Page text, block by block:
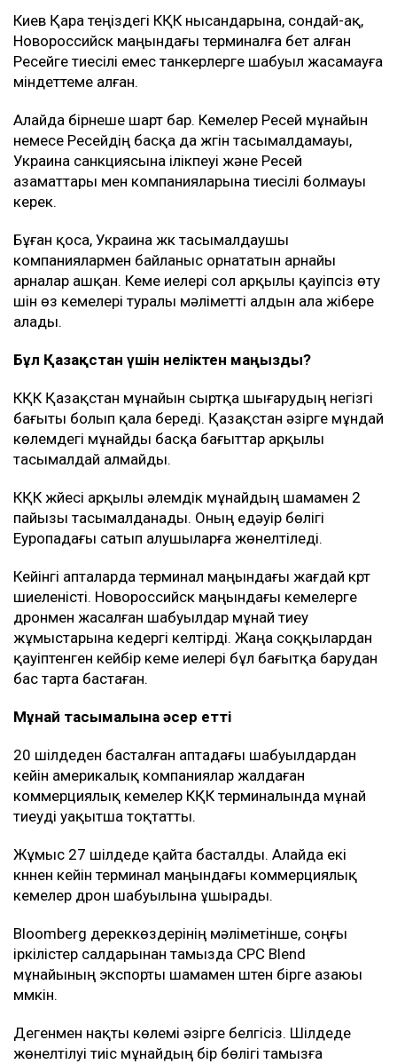
Киев Қара теңіздегі КҚК нысандарына, сондай-ақ,
Новороссийск маңындағы терминалға бет алған
Ресейге тиесілі емес танкерлерге шабуыл жасамауға
міндеттеме алған.
Алайда бірнеше шарт бар. Кемелер Ресей мұнайын
немесе Ресейдің басқа да жүгін тасымалдамауы,
Украина санкциясына ілікпеуі және Ресей
азаматтары мен компанияларына тиесілі болмауы
керек.
Бұған қоса, Украина жүк тасымалдаушы
компаниялармен байланыс орнататын арнайы
арналар ашқан. Кеме иелері сол арқылы қауіпсіз өту
үшін өз кемелері туралы мәліметті алдын ала жібере
алады.
Бұл Қазақстан үшін неліктен маңызды?
КҚК Қазақстан мұнайын сыртқа шығарудың негізгі
бағыты болып қала береді. Қазақстан әзірге мұндай
көлемдегі мұнайды басқа бағыттар арқылы
тасымалдай алмайды.
КҚК жүйесі арқылы әлемдік мұнайдың шамамен 2
пайызы тасымалданады. Оның едәуір бөлігі
Еуропадағы сатып алушыларға жөнелтіледі.
Кейінгі апталарда терминал маңындағы жағдай күрт
шиеленісті. Новороссийск маңындағы кемелерге
дронмен жасалған шабуылдар мұнай тиеу
жұмыстарына кедергі келтірді. Жаңа соққылардан
қауіптенген кейбір кеме иелері бұл бағытқа барудан
бас тарта бастаған.
Мұнай тасымалына әсер етті
20 шілдеден басталған аптадағы шабуылдардан
кейін америкалық компаниялар жалдаған
коммерциялық кемелер КҚК терминалында мұнай
тиеуді уақытша тоқтатты.
Жұмыс 27 шілдеде қайта басталды. Алайда екі
күннен кейін терминал маңындағы коммерциялық
кемелер дрон шабуылына ұшырады.
Bloomberg дереккөздерінің мәліметінше, соңғы
іркілістер салдарынан тамызда CPC Blend
мұнайының экспорты шамамен үштен бірге азаюы
мүмкін.
Дегенмен нақты көлемі әзірге белгісіз. Шілдеде
жөнелтілуі тиіс мұнайдың бір бөлігі тамызға